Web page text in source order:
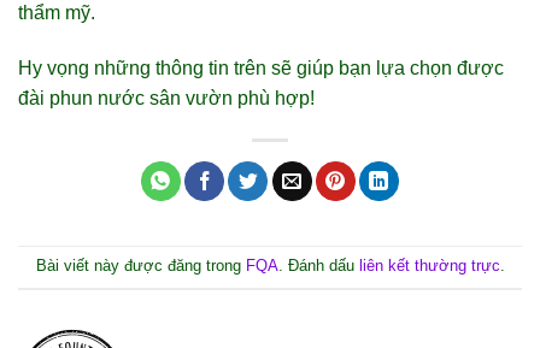
thẩm mỹ.
Hy vọng những thông tin trên sẽ giúp bạn lựa chọn được
đài phun nước sân vườn phù hợp!
Bài viết này được đăng trong FQA. Đánh dấu liên kết thường trực.